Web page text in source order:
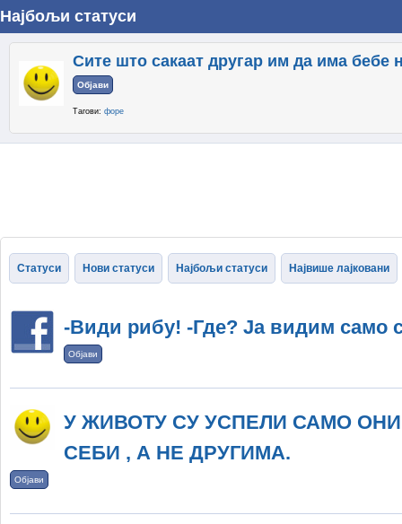
Најбољи статуси
Сите што сакаат другар им да има бебе
Објави
Тагови: форе
Статуси Нови статуси Најбољи статуси Највише лајковани
-Види рибу! -Где? Ја видим само
Објави
У ЖИВОТУ СУ УСПЕЛИ САМО
СЕБИ , А НЕ ДРУГИМА.
Објави